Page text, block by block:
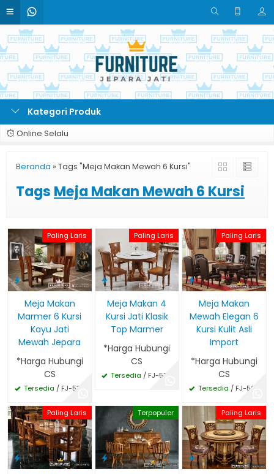
Kategori Produk
Online Selalu
Beranda » Tags "Meja Makan Mewah 6 Kursi"
Tags Meja Makan Mewah 6 Kursi
Paling Laris
Meja Makan
Marmer 6 Kursi
Kayu Jati
Mewah Jepara
*Harga Hubungi
CS
Tersedia / FJ-535
Paling Laris
Meja Makan 4
Kursi Jati Klasik
Top Marmer
*Harga Hubungi
CS
Tersedia / FJ-534
Paling Laris
Meja Makan
Mewah Elegan 6
Kursi Kulit Asli
Import
*Harga Hubungi
CS
Tersedia / FJ-505
Paling Laris Terpopuler Paling Laris